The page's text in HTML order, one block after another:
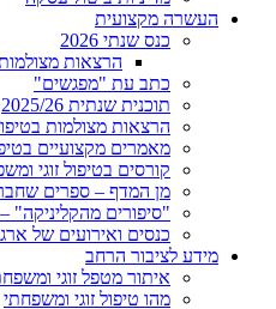
העשרה מקצועית
כנס שנתי 2026
הרצאות מצולמות
כתב עת "מפגשים"
תוכנית שנתית 2025/26
הרצאות מצולמות
מאמרים מקצועיים
קורסים בטיפול זוגי
מן המדף – ספרים
"סיפורים מהקליניקה"
כנסים ואירועים של
מידע לציבור הרחב
איתור מטפל זוגי
מהו טיפול זוגי ומשפחתי